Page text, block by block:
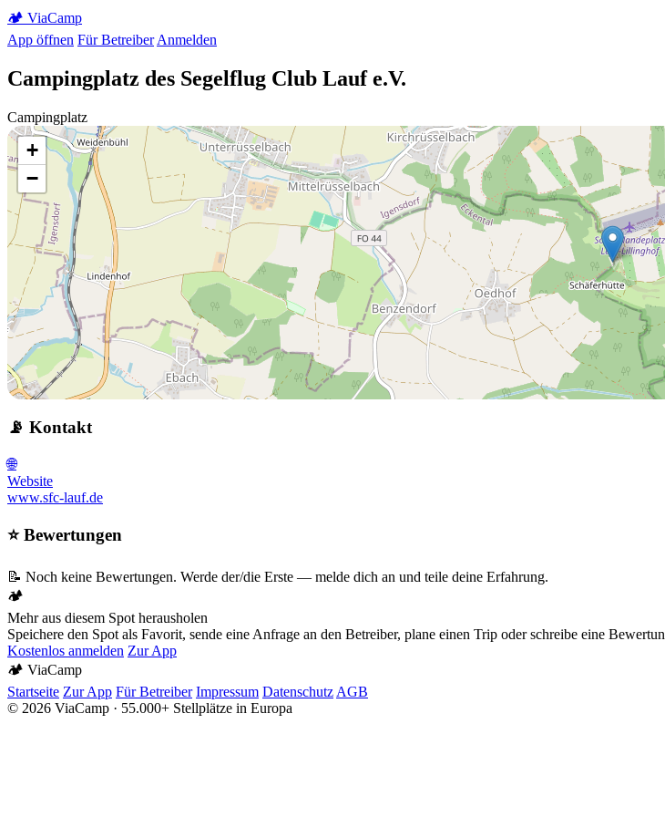
🏕️ ViaCamp
App öffnen Für Betreiber Anmelden
Campingplatz des Segelflug Club Lauf e.V.
Campingplatz
+
−
📡 Kontakt
🌐
Website
www.sfc-lauf.de
⭐ Bewertungen
📝 Noch keine Bewertungen. Werde der/die Erste — melde dich an und teile deine Erfahrung.
🏕️
Mehr aus diesem Spot herausholen
Speichere den Spot als Favorit, sende eine Anfrage an den Betreiber, plane einen Trip oder schreibe eine
Kostenlos anmelden Zur App
🏕️ ViaCamp
Startseite Zur App Für Betreiber Impressum Datenschutz AGB
© 2026 ViaCamp · 55.000+ Stellplätze in Europa